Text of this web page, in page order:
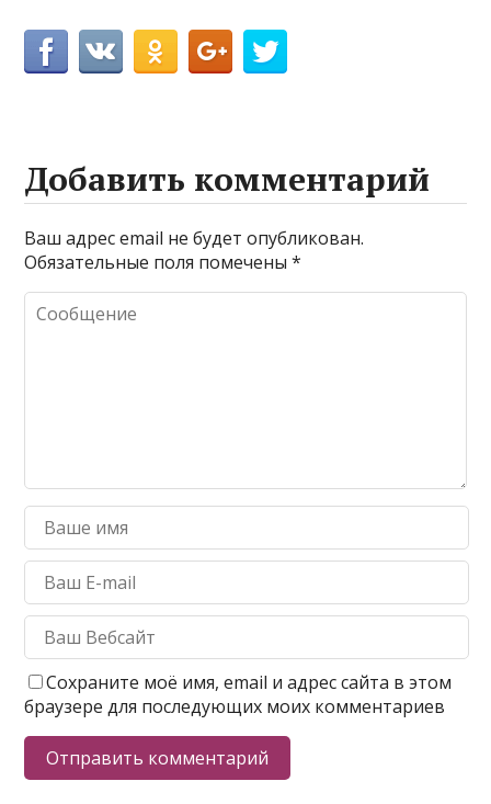
Добавить комментарий
Ваш адрес email не будет опубликован.
Обязательные поля помечены*
Сохраните моё имя, email и адрес сайта в этом
браузере для последующих моих комментариев